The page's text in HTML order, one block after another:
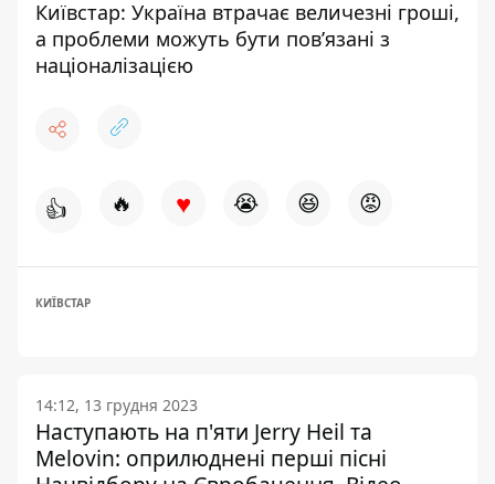
Київстар: Україна втрачає величезні гроші,
а проблеми можуть бути повʼязані з
націоналізацією
👍 🔥 ♥ 😭 😆 😡
КИЇВСТАР
14:12, 13 грудня 2023
Наступають на п'яти Jerry Heil та
Melovin: оприлюднені перші пісні